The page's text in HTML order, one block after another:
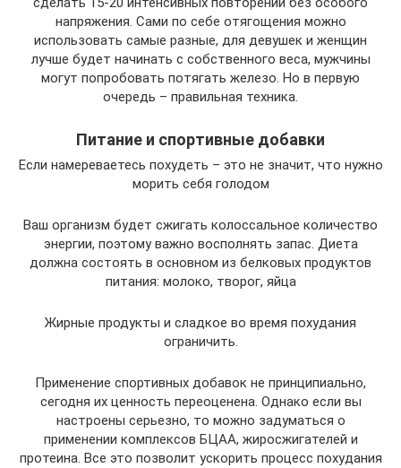
напряжения. Сами по себе отягощения можно
использовать самые разные, для девушек и женщин
лучше будет начинать с собственного веса, мужчины
могут попробовать потягать железо. Но в первую
очередь – правильная техника.
Питание и спортивные добавки
Если намереваетесь похудеть – это не значит, что нужно
морить себя голодом
Ваш организм будет сжигать колоссальное количество
энергии, поэтому важно восполнять запас. Диета
должна состоять в основном из белковых продуктов
питания: молоко, творог, яйца
Жирные продукты и сладкое во время похудания
ограничить.
Применение спортивных добавок не принципиально,
сегодня их ценность переоценена. Однако если вы
настроены серьезно, то можно задуматься о
применении комплексов БЦАА, жиросжигателей и
протеина. Все это позволит ускорить процесс похудания